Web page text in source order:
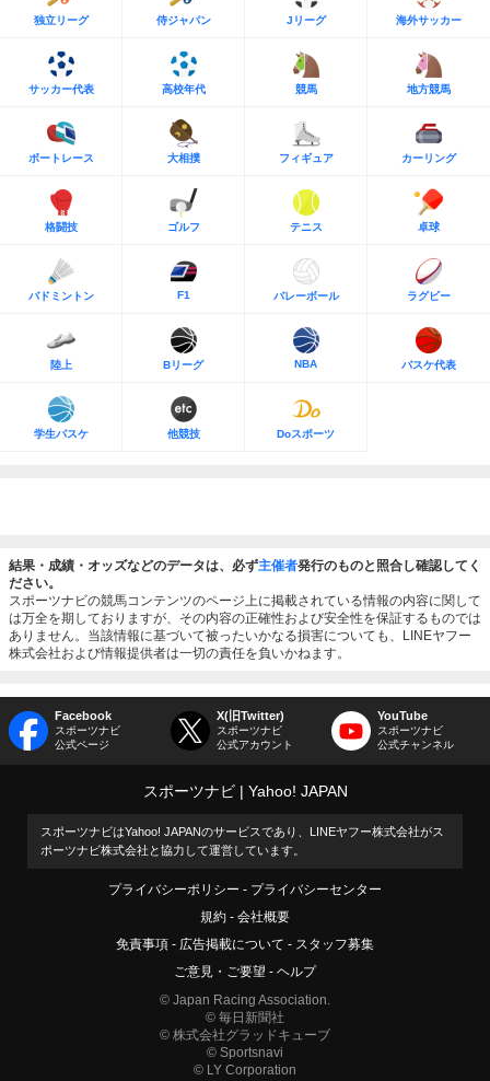
独立リーグ 侍ジャパン Jリーグ 海外サッカー
サッカー代表 高校年代 競馬 地方競馬
ボートレース 大相撲 フィギュア カーリング
格闘技 ゴルフ テニス 卓球
バドミントン F1 バレーボール ラグビー
陸上 Bリーグ NBA バスケ代表
学生バスケ 他競技 Doスポーツ
結果・成績・オッズなどのデータは、必ず主催者発行のものと照合し確認してく
ださい。
スポーツナビの競馬コンテンツのページ上に掲載されている情報の内容に関して
は万全を期しておりますが、その内容の正確性および安全性を保証するものでは
ありません。当該情報に基づいて被ったいかなる損害についても、LINEヤフー
株式会社および情報提供者は一切の責任を負いかねます。
Facebook
スポーツナビ
公式ページ
X(旧Twitter)
スポーツナビ
公式アカウント
YouTube
スポーツナビ
公式チャンネル
スポーツナビ Yahoo! JAPAN
スポーツナビはYahoo! JAPANのサービスであり、LINEヤフー株式会社がス
ポーツナビ株式会社と協力して運営しています。
プライバシーポリシー
プライバシーセンター
規約
会社概要
免責事項
広告掲載について
スタッフ募集
ご意見・ご要望
ヘルプ
© Japan Racing Association.
© 毎日新聞社
© 株式会社グラッドキューブ
© Sportsnavi
© LY Corporation